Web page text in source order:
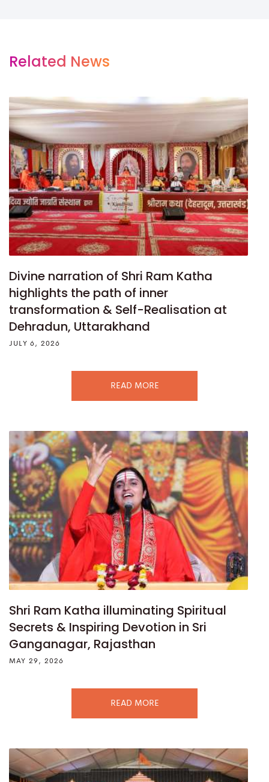
Related News
Divine narration of Shri Ram Katha
highlights the path of inner
transformation & Self-Realisation at
Dehradun, Uttarakhand
JULY 6, 2026
READ MORE
Shri Ram Katha illuminating Spiritual
Secrets & Inspiring Devotion in Sri
Ganganagar, Rajasthan
MAY 29, 2026
READ MORE